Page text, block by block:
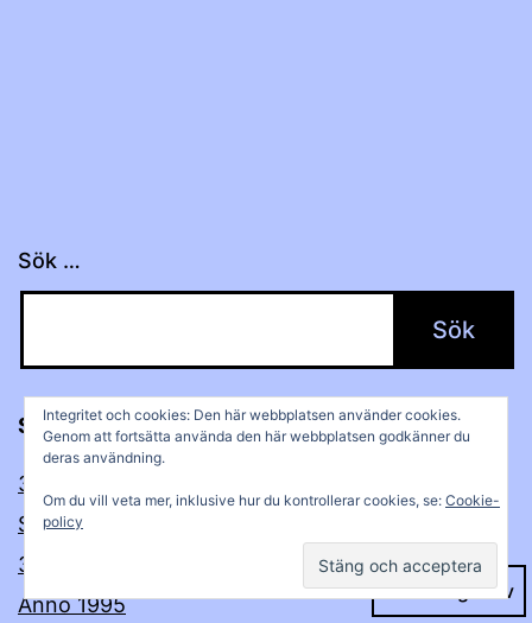
Sök …
Senaste inläggen
32 år sedan…
Sommarhälsning från Southcentral!
31 år sedan…
Anno 1995
Mörkt läge:
Integritet och cookies: Den här webbplatsen använder cookies.
Genom att fortsätta använda den här webbplatsen godkänner du
deras användning.
Om du vill veta mer, inklusive hur du kontrollerar cookies, se: Cookie-
policy